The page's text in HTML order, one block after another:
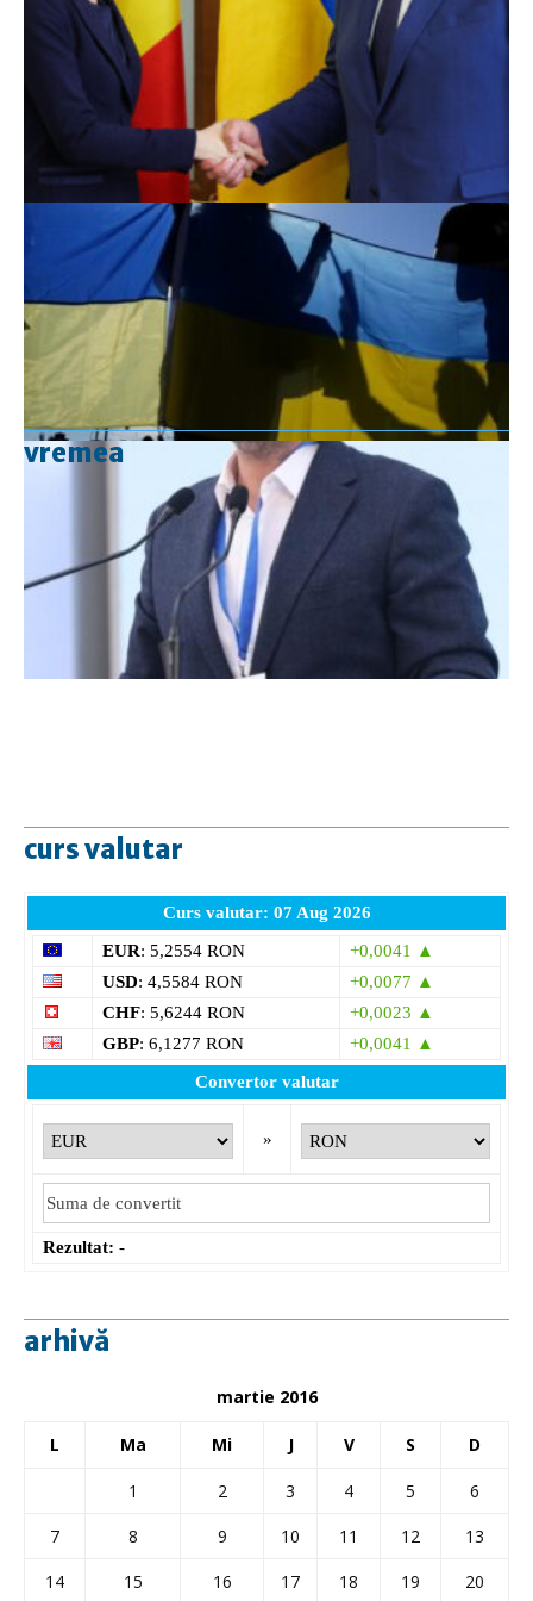
vremea
curs valutar
Curs valutar: 07 Aug 2026
EUR: 5,2554 RON
+0,0041 ▲
USD: 4,5584 RON
+0,0077 ▲
CHF: 5,6244 RON
+0,0023 ▲
GBP: 6,1277 RON
+0,0041 ▲
Convertor valutar
»
Rezultat: -
arhivă
martie 2016
L Ma Mi J V S D
1 2 3 4 5
6
7
8 9 10 11 12
13
14
15 16 17 18 19
20